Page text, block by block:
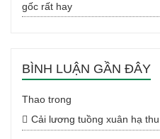
gốc rất hay
BÌNH LUẬN GẦN ĐÂY
Thao trong
Cải lương tuồng xuân hạ